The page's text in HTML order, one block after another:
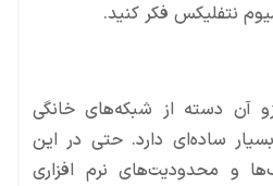
نتفلیکس فکر کنید.
آن دسته از شبکه‌های خانگی
ساده‌ای دارد. حتی در این
و محدودیت‌های نرم افزاری